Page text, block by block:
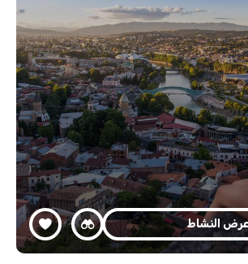
النشاط